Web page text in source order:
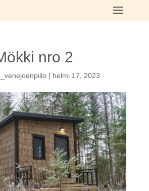
nro 2
| helmi 17, 2023